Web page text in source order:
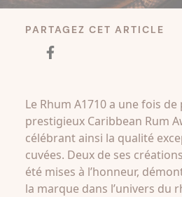
PARTAGEZ CET ARTICLE
Le Rhum A1710 a une fois
prestigieux Caribbean Rum
célébrant ainsi la qualité
cuvées. Deux de ses
été mises à l’honneur,
la marque dans l’univers du